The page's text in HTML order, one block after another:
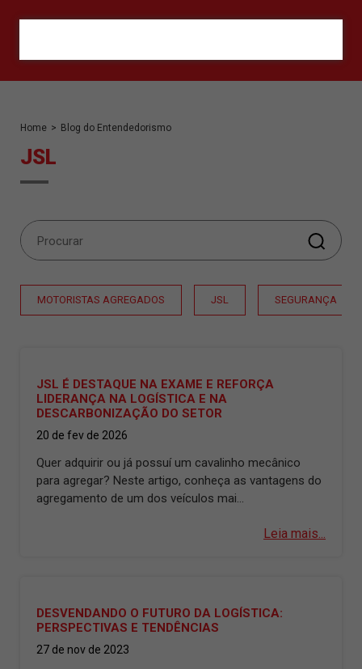
Home > Blog do Entendedorismo
JSL
MOTORISTAS AGREGADOS JSL SEGURANÇA
JSL É DESTAQUE NA EXAME E REFORÇA
LIDERANÇA NA LOGÍSTICA E NA
DESCARBONIZAÇÃO DO SETOR
20 de fev de 2026
Quer adquirir ou já possuí um cavalinho mecânico
para agregar? Neste artigo, conheça as vantagens do
agregamento de um dos veículos mai...
Leia mais...
DESVENDANDO O FUTURO DA LOGÍSTICA:
PERSPECTIVAS E TENDÊNCIAS
27 de nov de 2023